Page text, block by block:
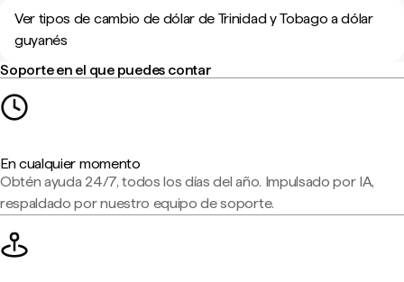
Ver tipos de cambio de dólar de Trinidad y Tobago a dólar
guyanés
Soporte en el que puedes contar
En cualquier momento
Obtén ayuda 24/7, todos los días del año. Impulsado por IA,
respaldado por nuestro equipo de soporte.